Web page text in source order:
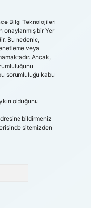
Bilgi Teknolojileri
onaylanmış bir Yer
Bu nedenle,
veya
Ancak,
sorumluluğu kabul
olduğunu
bildirmeniz
sitemizden